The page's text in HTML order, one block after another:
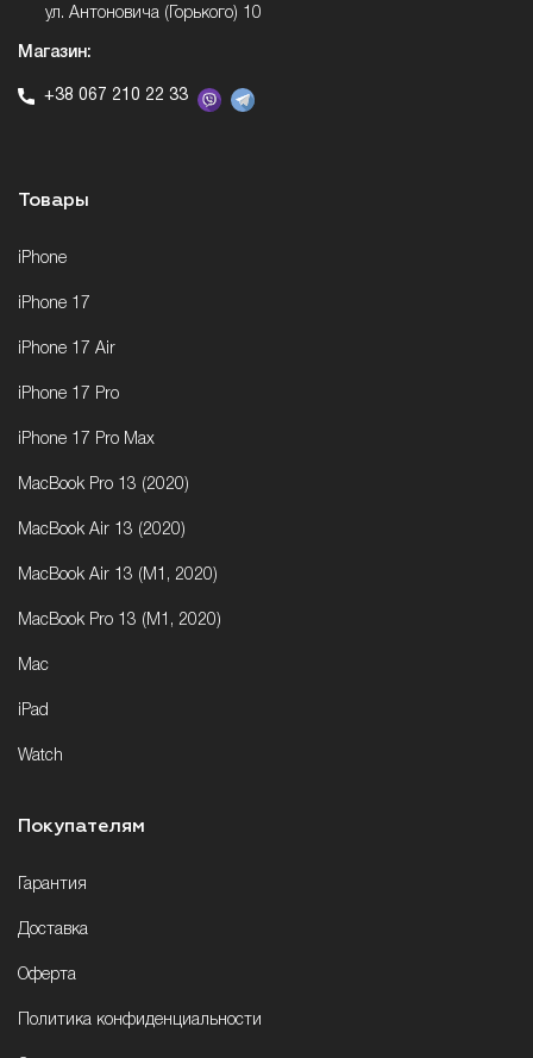
ул. Антоновича (Горького) 10
Магазин:
+38 067 210 22 33
Товары
iPhone
iPhone 17
iPhone 17 Air
iPhone 17 Pro
iPhone 17 Pro Max
MacBook Pro 13 (2020)
MacBook Air 13 (2020)
MacBook Air 13 (M1, 2020)
MacBook Pro 13 (M1, 2020)
Mac
iPad
Watch
Покупателям
Гарантия
Доставка
Оферта
Политика конфиденциальности